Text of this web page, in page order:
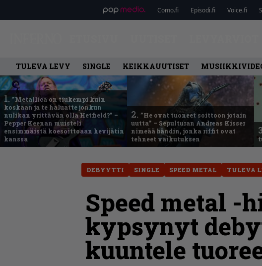
Como.fi Episodi.fi Voice.fi
TULEVA LEVY SINGLE KEIKKAUUTISET
1. ”Metallica on tiukempi kuin
koskaan ja te haluatte jonkun
nulikan yrittävän olla Hetfield?” –
Pepper Keenan muisteli
ensimmäistä koesoittoaan hevijätin
kanssa
2. ”He ovat tuoneet soittoon jotain
uutta” – Sepulturan Andreas Kisser
nimeää bändin, jonka riffit ovat
tehneet vaikutuksen
DEBYYTTI SINGLE SPEED METAL TULEVA
Speed metal -
kypsynyt
kuuntele